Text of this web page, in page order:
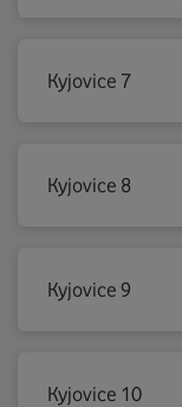
Kyjovice 7
Kyjovice 8
Kyjovice 9
Kyjovice 10